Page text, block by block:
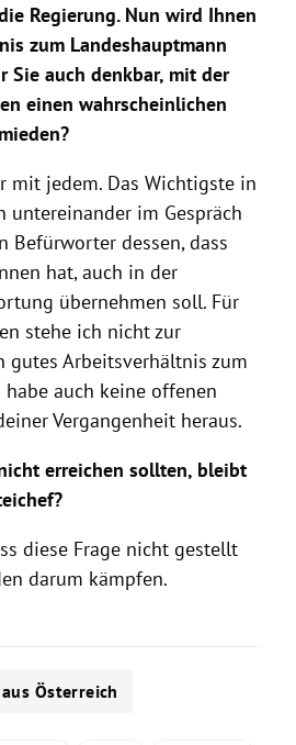
Regierung. Nun wird Ihnen
zum Landeshauptmann
Sie auch denkbar, mit der
einen wahrscheinlichen
mit jedem. Das Wichtigste in
untereinander im Gespräch
Befürworter dessen, dass
hat, auch in der
übernehmen soll. Für
stehe ich nicht zur
gutes Arbeitsverhältnis zum
auch keine offenen
Vergangenheit heraus.
erreichen sollten, bleibt
diese Frage nicht gestellt
darum kämpfen.
Österreich